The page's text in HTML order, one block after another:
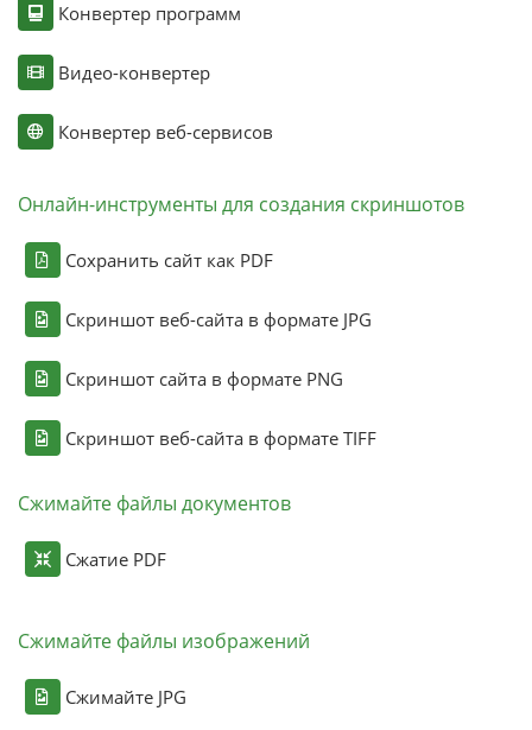
Конвертер программ
Видео-конвертер
Конвертер веб-сервисов
Онлайн-инструменты для создания скриншотов
Сохранить сайт как PDF
Скриншот веб-сайта в формате JPG
Скриншот сайта в формате PNG
Скриншот веб-сайта в формате TIFF
Сжимайте файлы документов
Сжатие PDF
Сжимайте файлы изображений
Сжимайте JPG